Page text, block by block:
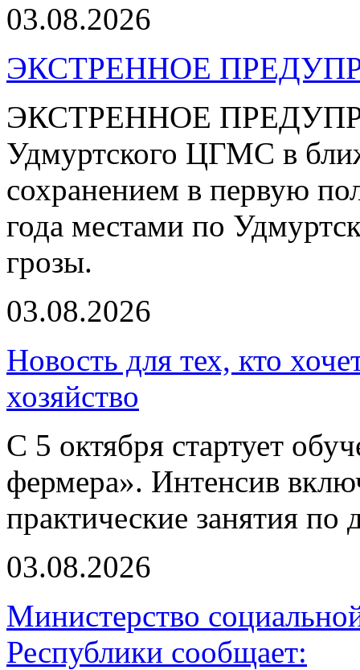
03.08.2026
ЭКСТРЕННОЕ
ЭКСТРЕННОЕ
Удмуртского ЦГМС в
сохранением в первую
года местами по
грозы.
03.08.2026
Новость для тех, кто
хозяйство
С 5 октября стартует
фермера». Интенсив
практические занятия по
03.08.2026
Министерство
Республики сообщает: